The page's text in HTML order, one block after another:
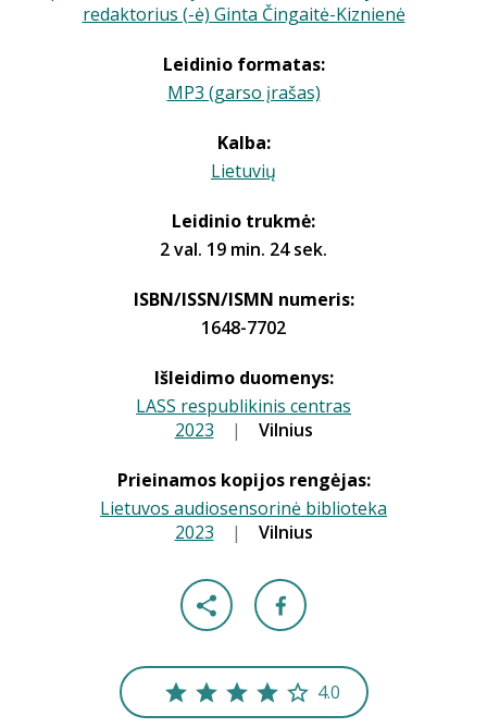
redaktorius (-ė) Ginta Čingaitė-Kiznienė
Leidinio formatas:
MP3 (garso įrašas)
Kalba:
Lietuvių
Leidinio trukmė:
2 val. 19 min. 24 sek.
ISBN/ISSN/ISMN numeris:
1648-7702
Išleidimo duomenys:
LASS respublikinis centras
2023 | Vilnius
Prieinamos kopijos rengėjas:
Lietuvos audiosensorinė biblioteka
2023 | Vilnius
4.0